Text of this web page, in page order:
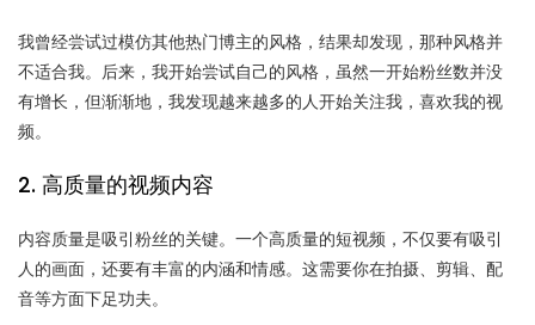
我曾经尝试过模仿其他热门博主的风格，结果却发现，那种风格并
不适合我。后来，我开始尝试自己的风格，虽然一开始粉丝数并没
有增长，但渐渐地，我发现越来越多的人开始关注我，喜欢我的视
频。
2. 高质量的视频内容
内容质量是吸引粉丝的关键。一个高质量的短视频，不仅要有吸引
人的画面，还要有丰富的内涵和情感。这需要你在拍摄、剪辑、配
音等方面下足功夫。